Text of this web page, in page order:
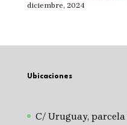
diciembre, 2024
Ubicaciones
C/ Uruguay, parcela